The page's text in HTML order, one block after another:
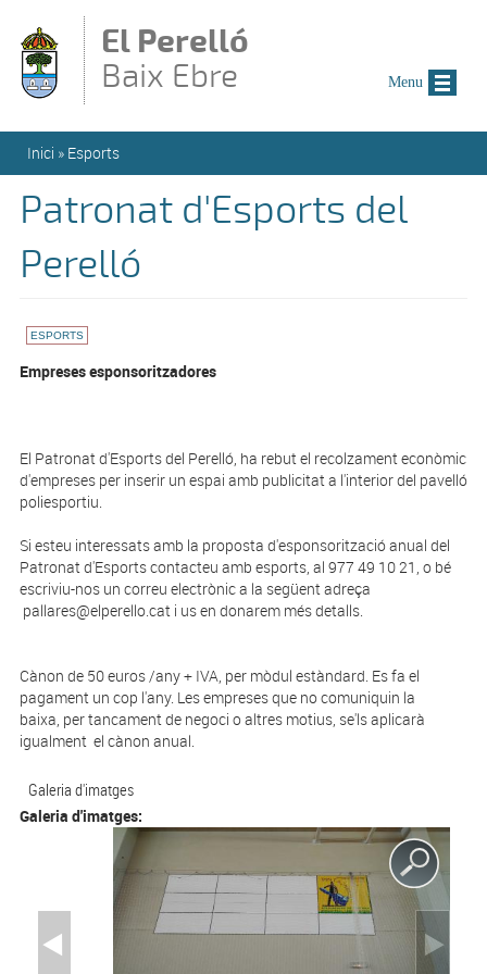
El Perelló
Baix Ebre
Esteu aquí
Inici » Esports
Patronat d'Esports del
Perelló
ESPORTS
Empreses esponsoritzadores
El Patronat d'Esports del Perelló, ha rebut el recolzament econòmic
d'empreses per inserir un espai amb publicitat a l'interior del pavelló
poliesportiu.
Si esteu interessats amb la proposta d'esponsorització anual del
Patronat d'Esports contacteu amb esports, al 977 49 10 21, o bé
escriviu-nos un correu electrònic a la següent adreça
pallares@elperello.cat i us en donarem més detalls.
Cànon de 50 euros /any + IVA, per mòdul estàndard. Es fa el
pagament un cop l'any. Les empreses que no comuniquin la
baixa, per tancament de negoci o altres motius, se'ls aplicarà
igualment el cànon anual.
Galeria d'imatges
Galeria d'imatges:
Menu